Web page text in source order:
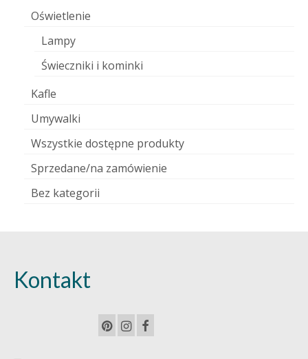
Oświetlenie
Lampy
Świeczniki i kominki
Kafle
Umywalki
Wszystkie dostępne produkty
Sprzedane/na zamówienie
Bez kategorii
Kontakt